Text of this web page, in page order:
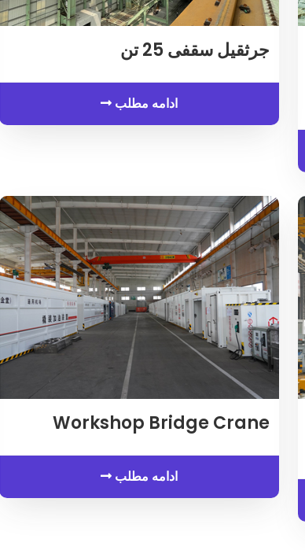
جرثقیل سقفی 25 تن
ادامه مطلب
Workshop Bridge Crane
ادامه مطلب